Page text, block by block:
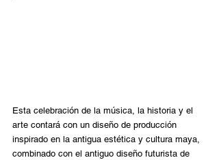
Esta celebración de la música, la historia y el
arte contará con un diseño de producción
inspirado en la antigua estética y cultura maya,
combinado con el antiguo diseño futurista de